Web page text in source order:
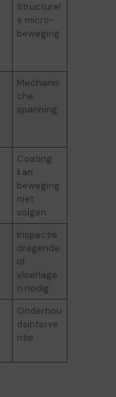
Structurel
e micro-
beweging
Mechanis
che
spanning
Coating
kan
beweging
niet
volgen
Inspectie
dragende
of
vloerlage
n nodig
Onderhou
dsinterve
ntie